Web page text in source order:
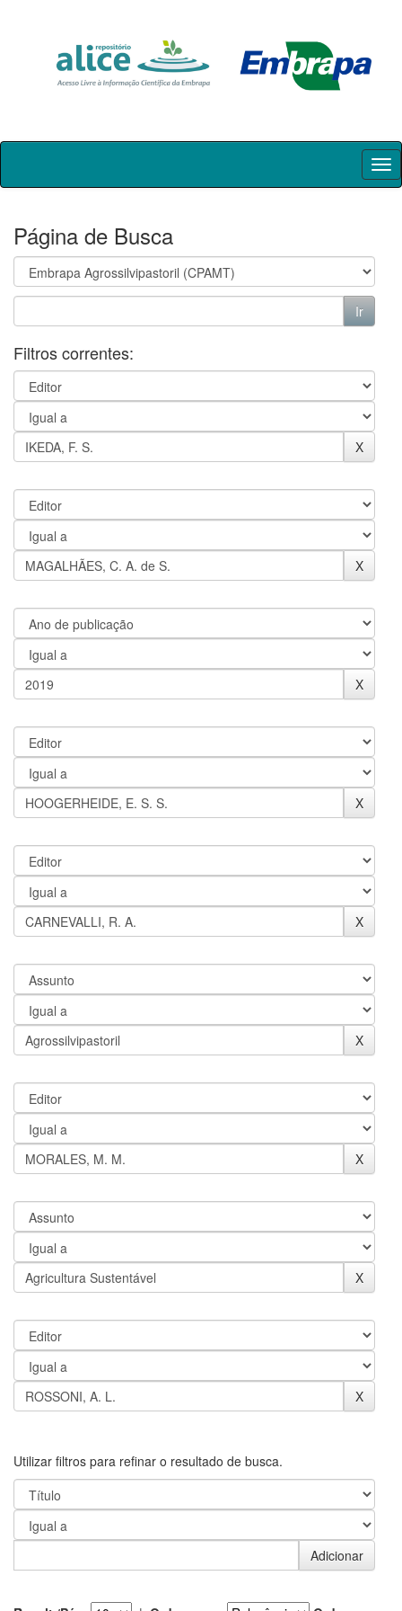
Skip
Página de Busca
Filtros correntes:
Utilizar filtros para refinar o resultado de busca.